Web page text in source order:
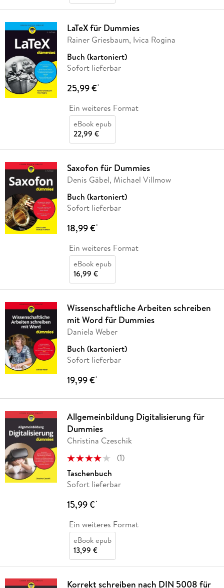
LaTeX für Dummies
Rainer Griesbaum, Ivica Rogina
Buch (kartoniert)
Sofort lieferbar
25,99 €*
Ein weiteres Format
eBook epub
22,99 €
Saxofon für Dummies
Denis Gäbel, Michael Villmow
Buch (kartoniert)
Sofort lieferbar
18,99 €*
Ein weiteres Format
eBook epub
16,99 €
Wissenschaftliche Arbeiten schreiben
mit Word für Dummies
Daniela Weber
Buch (kartoniert)
Sofort lieferbar
19,99 €*
Allgemeinbildung Digitalisierung für
Dummies
Christina Czeschik
(1)
Taschenbuch
Sofort lieferbar
15,99 €*
Ein weiteres Format
eBook epub
13,99 €
Korrekt schreiben nach DIN 5008 für